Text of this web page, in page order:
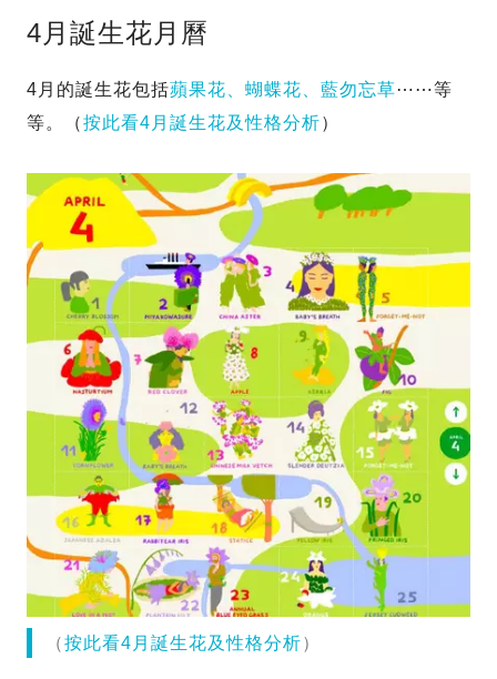
4月誕生花月曆
4月的誕生花包括蘋果花、蝴蝶花、藍勿忘草⋯⋯等
等。（按此看4月誕生花及性格分析）
（按此看4月誕生花及性格分析）